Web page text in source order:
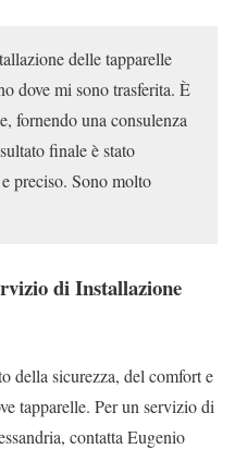
delle tapparelle
dove mi sono trasferita. È
fornendo una consulenza
finale è stato
preciso. Sono molto
di Installazione
della sicurezza, del comfort e
tapparelle. Per un servizio di
contatta Eugenio